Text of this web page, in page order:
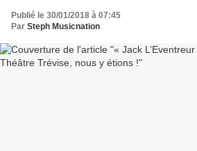
Publié le 30/01/2018 à 07:45
Par Steph Musicnation